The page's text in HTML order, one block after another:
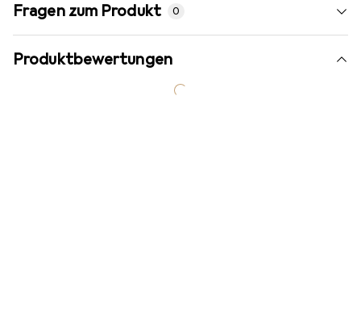
Fragen zum Produkt 0
Produktbewertungen